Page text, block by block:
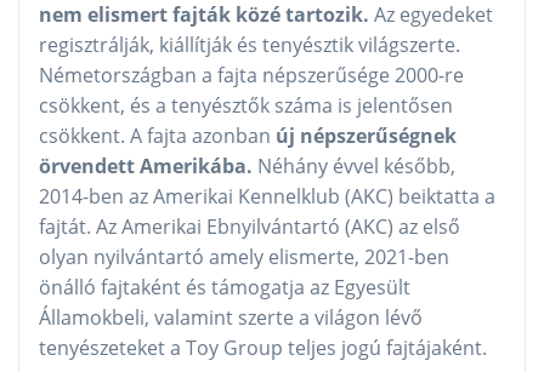
nem elismert fajták közé tartozik. Az egyedeket
regisztrálják, kiállítják és tenyésztik világszerte.
Németországban a fajta népszerűsége 2000-re
csökkent, és a tenyésztők száma is jelentősen
csökkent. A fajta azonban új népszerűségnek
örvendett Amerikába. Néhány évvel később,
2014-ben az Amerikai Kennelklub (AKC) beiktatta a
fajtát. Az Amerikai Ebnyilvántartó (AKC) az első
olyan nyilvántartó amely elismerte, 2021-ben
önálló fajtaként és támogatja az Egyesült
Államokbeli, valamint szerte a világon lévő
tenyészeteket a Toy Group teljes jogú fajtájaként.